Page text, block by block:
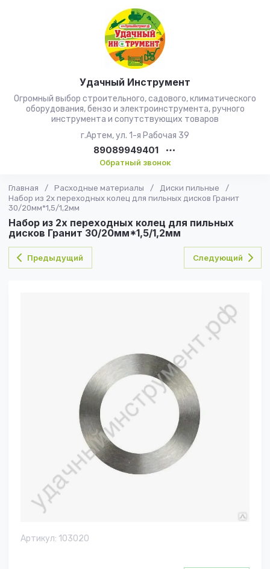
Удачный Инструмент
Огромный выбор строительного, садового, климатического
оборудования, бензо и электроинструмента, ручного
инструмента и сопутствующих товаров
г.Артем, ул. 1-я Рабочая 39
89089949401
Обратный звонок
Главная / Расходные материалы / Диски пильные
/
Набор из 2х переходных колец для пильных дисков Гранит
30/20мм*1,5/1,2мм
Набор из 2х переходных колец для пильных
дисков Гранит 30/20мм*1,5/1,2мм
Предыдущий Следующий
Артикул: 103020